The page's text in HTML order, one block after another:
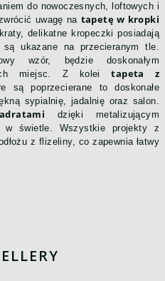
do nowoczesnych, loftowych i
uwagę na tapetę w kropki
delikatne kropeczki posiadają
ukazane na przecieranym tle.
wzór, będzie doskonałym
miejsc. Z koleitapeta z
są poprzecierane to doskonałe
sypialnię, jadalnię oraz salon.
dzięki metalizującym
w świetle. Wszystkie projekty z
z flizeliny, co zapewnia łatwy